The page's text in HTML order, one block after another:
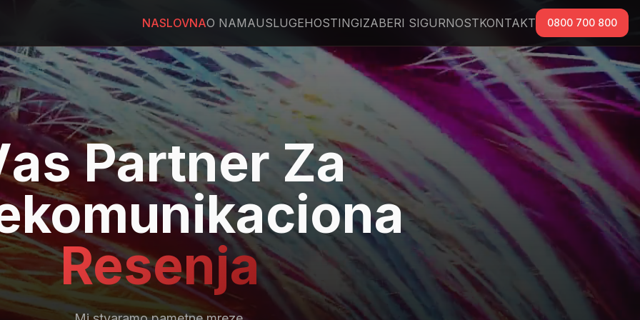
NASLOVNAO NAMAUSLUGEHOSTINGIZABERI SIGURNOSTKONTAKT 0800 700 800
as Partner Za
Resenja